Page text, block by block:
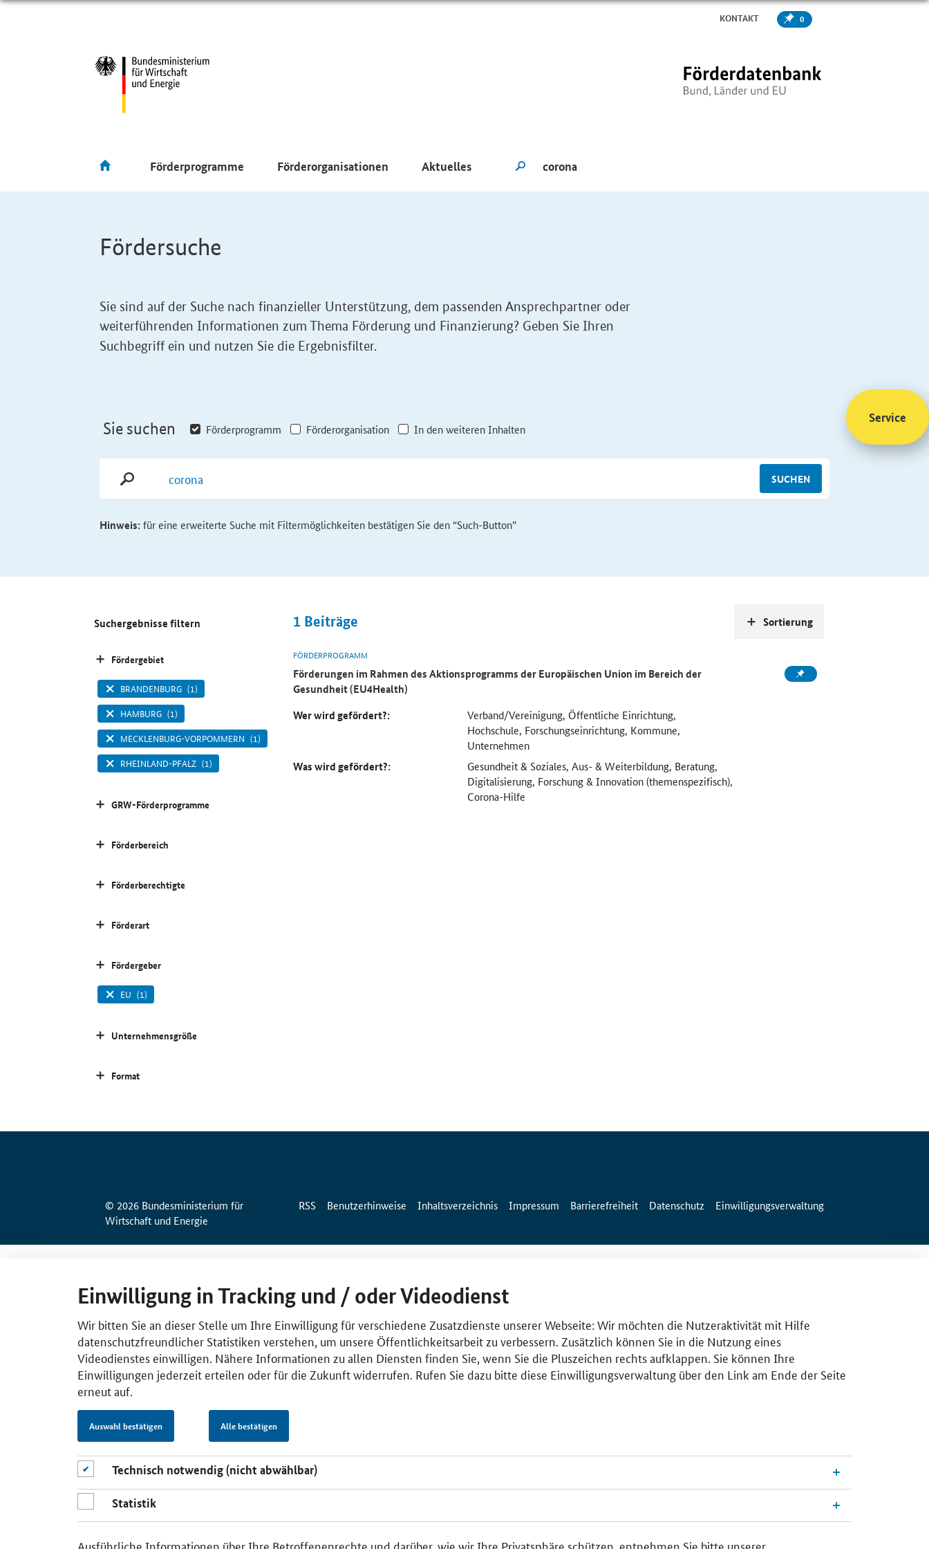
KONTAKT 0
Förderprogramme Förderorganisationen Aktuelles
Fördersuche
Sie sind auf der Suche nach finanzieller Unterstützung, dem passenden Ansprechpartner oder
weiterführenden Informationen zum Thema Förderung und Finanzierung? Geben Sie Ihren
Suchbegriff ein und nutzen Sie die Ergebnisfilter.
Sie suchen Förderprogramm Förderorganisation In den weiteren Inhalten
SUCHEN
Hinweis:für eine erweiterte Suche mit Filtermöglichkeiten bestätigen Sie den “Such-Button”
1 Beiträge
FÖRDERPROGRAMM
Förderungen im Rahmen des Aktionsprogramms der Europäischen Union im Bereich der
Gesundheit (EU4Health)
Wer wird gefördert?:
Verband/Vereinigung, Öffentliche Einrichtung,
Hochschule, Forschungseinrichtung, Kommune,
Unternehmen
Was wird gefördert?:
Gesundheit & Soziales, Aus- & Weiterbildung, Beratung,
Digitalisierung, Forschung & Innovation (themenspezifisch),
Corona-Hilfe
Sortierung
Suchergebnisse filtern
Fördergebiet
BRANDENBURG (1)
HAMBURG (1)
MECKLENBURG-VORPOMMERN (1)
RHEINLAND-PFALZ (1)
GRW-Förderprogramme
Förderbereich
Förderberechtigte
Förderart
Fördergeber
EU (1)
Unternehmensgröße
Format
Service
© 2026 Bundesministerium für
Wirtschaft und Energie
RSS Benutzerhinweise Inhaltsverzeichnis Impressum Barrierefreiheit Datenschutz Einwilligungsverwaltung
Einwilligung in Tracking und / oder Videodienst
Wir bitten Sie an dieser Stelle um Ihre Einwilligung für verschiedene Zusatzdienste unserer Webseite: Wir möchten die Nutzeraktivität mit Hilfe
datenschutzfreundlicher Statistiken verstehen, um unsere Öffentlichkeitsarbeit zu verbessern. Zusätzlich können Sie in die Nutzung eines
Videodienstes einwilligen. Nähere Informationen zu allen Diensten finden Sie, wenn Sie die Pluszeichen rechts aufklappen. Sie können Ihre
Einwilligungen jederzeit erteilen oder für die Zukunft widerrufen. Rufen Sie dazu bitte diese Einwilligungsverwaltung über den Link am Ende der Seite
erneut auf.
Auswahl bestätigen Alle bestätigen
Technisch notwendig (nicht abwählbar)
Statistik
Ausführliche Informationen über Ihre Betroffenenrechte und darüber, wie wir Ihre Privatsphäre schützen, entnehmen Sie bitte unserer